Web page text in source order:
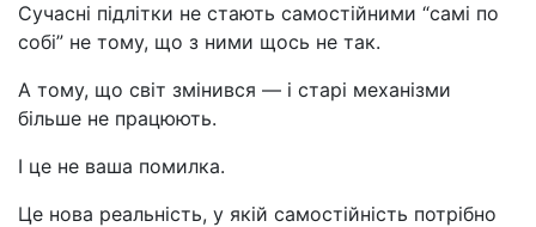
Сучасні підлітки не стають самостійними “самі по
собі” не тому, що з ними щось не так.
А тому, що світ змінився — і старі механізми
більше не працюють.
І це не ваша помилка.
Це нова реальність, у якій самостійність потрібно